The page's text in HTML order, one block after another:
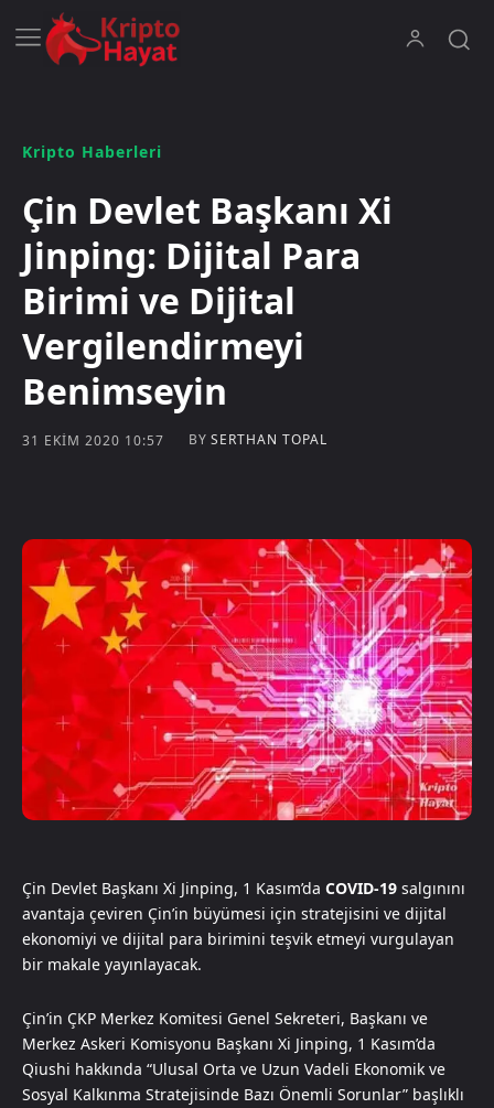
Kripto Haberleri
Çin Devlet Başkanı Xi
Jinping: Dijital Para
Birimi ve Dijital
Vergilendirmeyi
Benimseyin
31 EKIM 2020 10:57 BY SERTHAN TOPAL
Çin Devlet Başkanı Xi Jinping, 1 Kasım’da COVID-19 salgınını
avantaja çeviren Çin’in büyümesi için stratejisini ve dijital
ekonomiyi ve dijital para birimini teşvik etmeyi vurgulayan
bir makale yayınlayacak.
Çin’in ÇKP Merkez Komitesi Genel Sekreteri, Başkanı ve
Merkez Askeri Komisyonu Başkanı Xi Jinping, 1 Kasım’da
Qiushi hakkında “Ulusal Orta ve Uzun Vadeli Ekonomik ve
Sosyal Kalkınma Stratejisinde Bazı Önemli Sorunlar” başlıklı